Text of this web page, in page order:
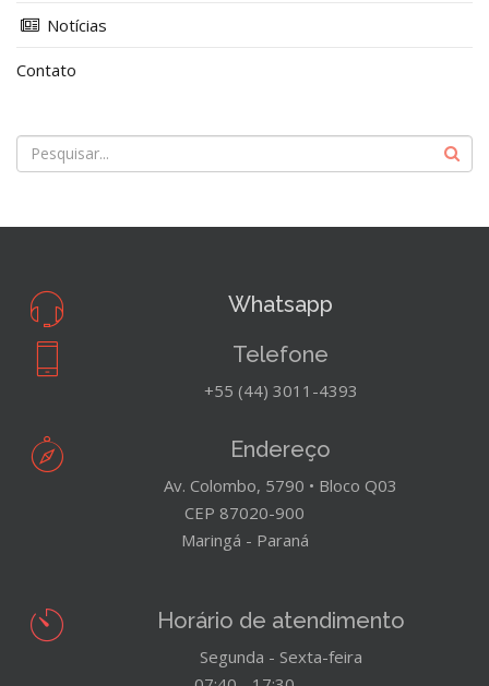
Notícias
Contato
Whatsapp
Telefone
+55 (44) 3011-4393
Endereço
Av. Colombo, 5790 • Bloco Q03
CEP 87020-900
Maringá - Paraná
Horário de atendimento
Segunda - Sexta-feira